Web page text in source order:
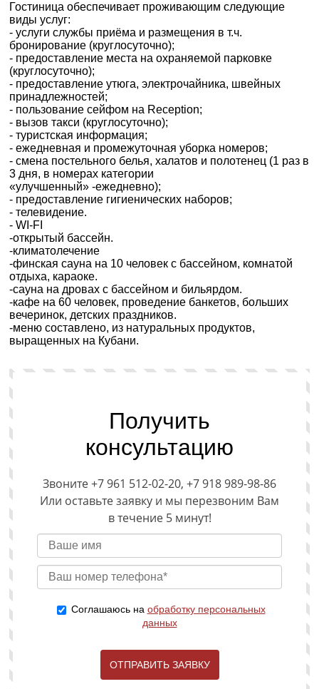
Гостиница обеспечивает проживающим следующие
виды услуг:
- услуги службы приёма и размещения в т.ч.
бронирование (круглосуточно);
- предоставление места на охраняемой парковке
(круглосуточно);
- предоставление утюга, электрочайника, швейных
принадлежностей;
- пользование сейфом на Reception;
- вызов такси (круглосуточно);
- туристская информация;
- ежедневная и промежуточная уборка номеров;
- смена постельного белья, халатов и полотенец (1 раз в
3 дня, в номерах категории
«улучшенный» -ежедневно);
- предоставление гигиенических наборов;
- телевидение.
- WI-FI
-открытый бассейн.
-климатолечение
-финская сауна на 10 человек с бассейном, комнатой
отдыха, караоке.
-сауна на дровах с бассейном и бильярдом.
-кафе на 60 человек, проведение банкетов, больших
вечеринок, детских праздников.
-меню составлено, из натуральных продуктов,
выращенных на Кубани.
Получить
консультацию
Звоните +7 961 512-02-20, +7 918 989-98-86
Или оставьте заявку и мы перезвоним Вам
в течение 5 минут!
Соглашаюсь на обработку персональных
данных
ОТПРАВИТЬ ЗАЯВКУ